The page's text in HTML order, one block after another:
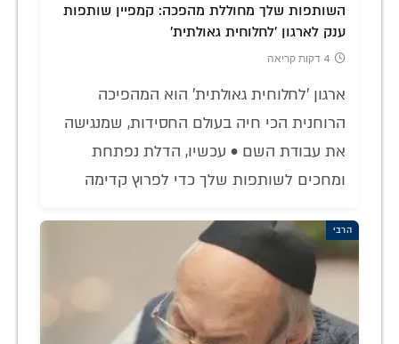
השותפות שלך מחוללת מהפכה: קמפיין שותפות
ענק לארגון 'לחלוחית גאולתית'
4 דקות קריאה
ארגון 'לחלוחית גאולתית' הוא המהפיכה
הרוחנית הכי חיה בעולם החסידות, שמנגישה
את עבודת השם • עכשיו, הדלת נפתחת
ומחכים לשותפות שלך כדי לפרוץ קדימה
הרבי